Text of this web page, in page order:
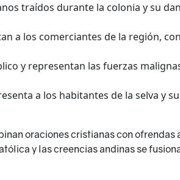
traídos durante la colonia y su
a los comerciantes de la región,
y representan las fuerzas
a los habitantes de la selva y
oraciones cristianas con ofrendas
y las creencias andinas se